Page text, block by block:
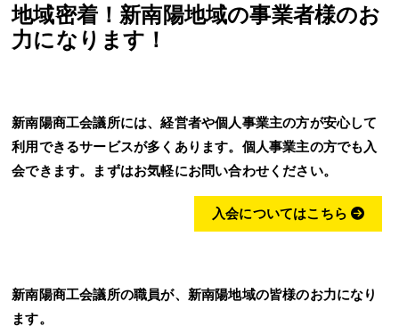
地域密着！新南陽地域の事業者様のお
力になります！
新南陽商工会議所には、経営者や個人事業主の方が安心して
利用できるサービスが多くあります。個人事業主の方でも入
会できます。まずはお気軽にお問い合わせください。
入会についてはこちら
新南陽商工会議所の職員が、新南陽地域の皆様のお力になり
ます。